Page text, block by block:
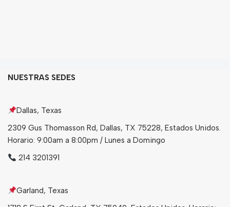
Golosinas
Bebidas
Tés
NUESTRAS SEDES
Dallas, Texas
2309 Gus Thomasson Rd, Dallas, TX 75228, Estados Unidos.
Horario: 9:00am a 8:00pm / Lunes a Domingo
214 3201391
Garland, Texas